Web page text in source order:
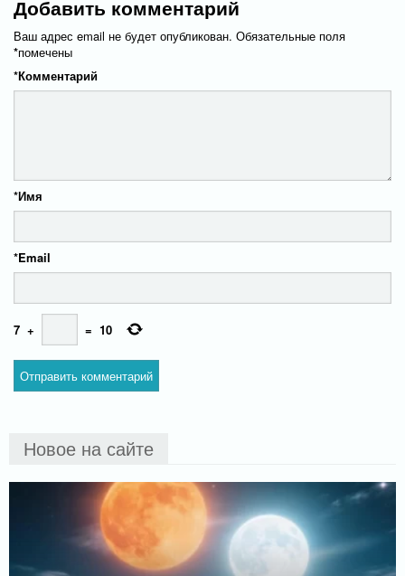
Добавить комментарий
Ваш адрес email не будет опубликован. Обязательные поля
помечены
*
Комментарий
*
Имя
*
Email
*
7 + = 10
Новое на сайте